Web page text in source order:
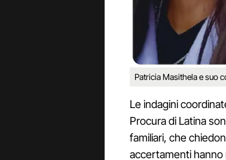
Patricia Masithela e suo
Le indagini
Procura di Latina
familiari, che
accertamenti hanno